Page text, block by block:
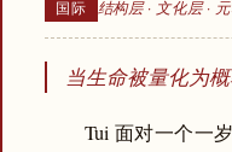
国际 结构层 · 文化层 ·
当生命被量化为
Tui 面对一个一